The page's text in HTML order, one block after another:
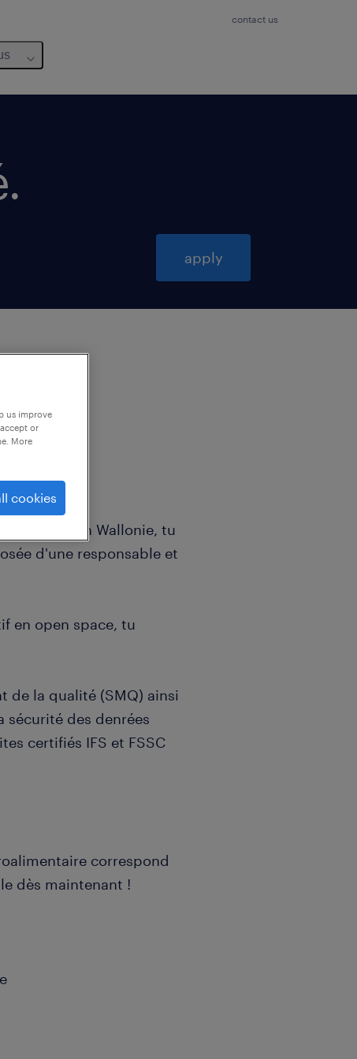
contact us
.
apply
laitier en Wallonie, tu
d'une responsable et
en open space, tu
de la qualité (SMQ) ainsi
sécurité des denrées
certifiés IFS et FSSC
correspond
dès maintenant !
us improve
or
More
cookies